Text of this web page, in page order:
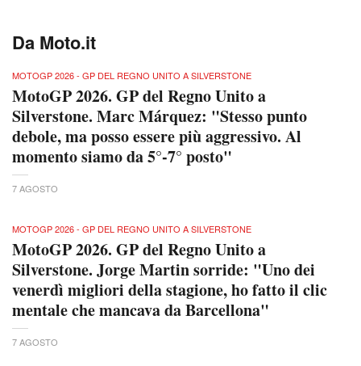
Da Moto.it
MOTOGP 2026 - GP DEL REGNO UNITO A SILVERSTONE
MotoGP 2026. GP del Regno Unito a
Silverstone. Marc Márquez: "Stesso punto
debole, ma posso essere più aggressivo. Al
momento siamo da 5°-7° posto"
7 AGOSTO
MOTOGP 2026 - GP DEL REGNO UNITO A SILVERSTONE
MotoGP 2026. GP del Regno Unito a
Silverstone. Jorge Martin sorride: "Uno dei
venerdì migliori della stagione, ho fatto il clic
mentale che mancava da Barcellona"
7 AGOSTO